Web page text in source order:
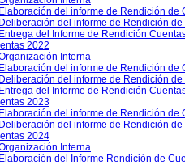
del informe de Rendición de
del informe de Rendición
del Informe de Rendición
2022
Interna
del informe de Rendición de
del informe de Rendición
del Informe de Rendición
2023
del informe de Rendición de
del informe de Rendición
2024
Interna
del Informe Rendición de